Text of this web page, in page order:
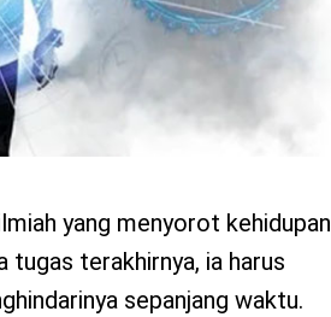
yang menyorot kehidupan
terakhirnya, ia harus
sepanjang waktu.